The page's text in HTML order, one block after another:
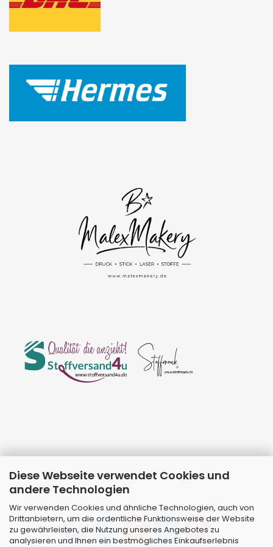
Diese Webseite verwendet Cookies und
andere Technologien
Wir verwenden Cookies und ähnliche Technologien, auch von
Drittanbietern, um die ordentliche Funktionsweise der Website
zu gewährleisten, die Nutzung unseres Angebotes zu
analysieren und Ihnen ein bestmögliches Einkaufserlebnis